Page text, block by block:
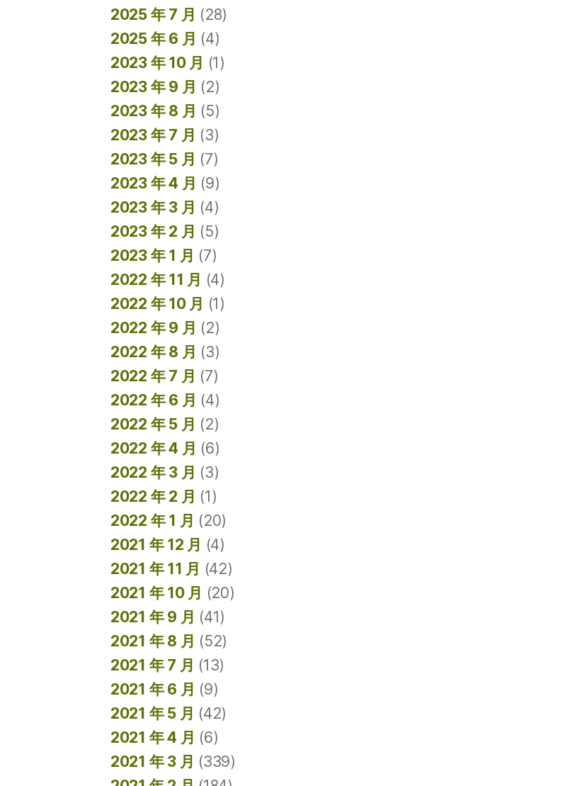
2025 年 7 月 (28)
2025 年 6 月 (4)
2023 年 10 月 (1)
2023 年 9 月 (2)
2023 年 8 月 (5)
2023 年 7 月 (3)
2023 年 5 月 (7)
2023 年 4 月 (9)
2023 年 3 月 (4)
2023 年 2 月 (5)
2023 年 1 月 (7)
2022 年 11 月 (4)
2022 年 10 月 (1)
2022 年 9 月 (2)
2022 年 8 月 (3)
2022 年 7 月 (7)
2022 年 6 月 (4)
2022 年 5 月 (2)
2022 年 4 月 (6)
2022 年 3 月 (3)
2022 年 2 月 (1)
2022 年 1 月 (20)
2021 年 12 月 (4)
2021 年 11 月 (42)
2021 年 10 月 (20)
2021 年 9 月 (41)
2021 年 8 月 (52)
2021 年 7 月 (13)
2021 年 6 月 (9)
2021 年 5 月 (42)
2021 年 4 月 (6)
2021 年 3 月 (339)